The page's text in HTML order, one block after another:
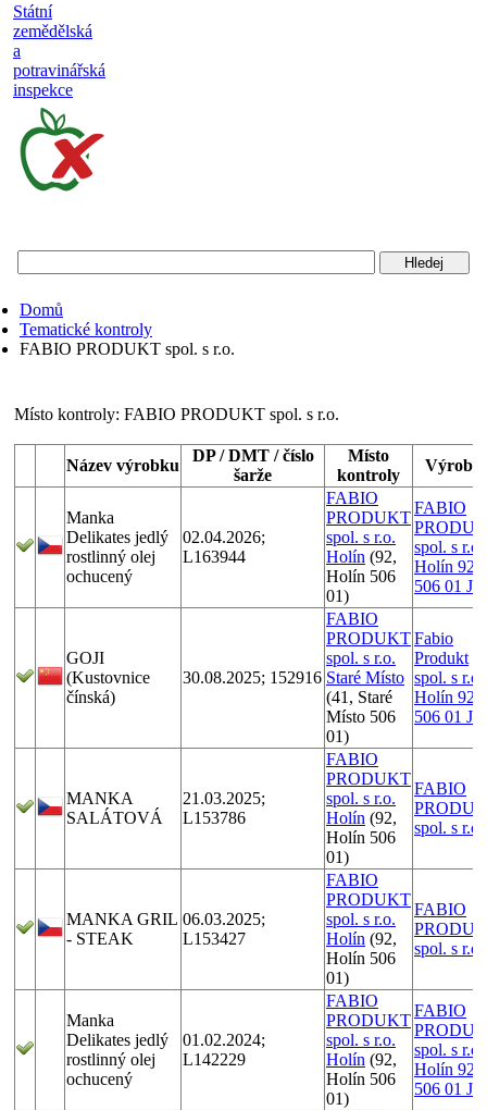
Státní
zemědělská
a
potravinářská
inspekce
potravinářská
inspekce
Domů
Tematické kontroly
FABIO PRODUKT spol. s r.o.
Místo kontroly: FABIO PRODUKT spol. s r.o.
Název výrobku
DP / DMT / číslo
šarže
Místo
kontroly
Výrobce
Manka
Delikates jedlý
rostlinný olej
ochucený
02.04.2026;
L163944
FABIO
PRODUKT
spol. s r.o.
Holín (92,
Holín 506
01)
FABIO
spol. s r.o.
Holín 92,
506 01
GOJI
(Kustovnice
čínská)
30.08.2025; 152916
FABIO
PRODUKT
spol. s r.o.
Staré Místo
(41, Staré
Místo 506
01)
Fabio
Produkt
spol. s r.o.,
Holín 92,
506 01
MANKA
SALÁTOVÁ
21.03.2025;
L153786
FABIO
PRODUKT
spol. s r.o.
Holín (92,
Holín 506
01)
FABIO
spol. s r.o.
MANKA GRIL
- STEAK
06.03.2025;
L153427
FABIO
PRODUKT
spol. s r.o.
Holín (92,
Holín 506
01)
FABIO
spol. s r.o.
Manka
Delikates jedlý
rostlinný olej
ochucený
01.02.2024;
L142229
FABIO
PRODUKT
spol. s r.o.
Holín (92,
Holín 506
01)
FABIO
spol. s r.o.
Holín 92,
506 01